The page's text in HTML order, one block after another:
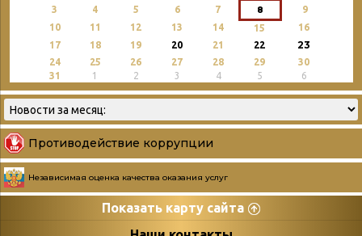
3 4 5 6 7 8
9
10
11 12 13 14 15
16
17
18 19 20 21 22 23
24 25 26 27 28 29
30
31
1 2 3 4 5 6
Противодействие коррупции
Независимая оценка качества оказания услуг
Показать карту сайта